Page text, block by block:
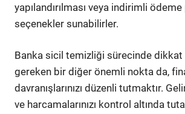
yapılandırılması veya indirimli
seçenekler sunabilirler.
Banka sicil temizliği sürecinde
gereken bir diğer önemli nokta da,
davranışlarınızı düzenli tutmaktır.
ve harcamalarınızı kontrol altında